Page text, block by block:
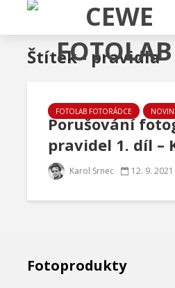
Štítek - pravidla
FOTOLAB FOTORÁDCE
Porušování
pravidel 1. díl –
Karol Srnec 12. 9. 2021
Fotoprodukty